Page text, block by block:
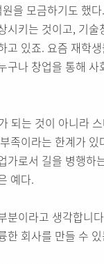
을 모금하기도 했
시키는 것이고, 기
있죠. 요즘 재학
구나 창업을 통해
되는 것이 아니라
족이라는 한계가
가로서 길을 병행
예다.
분이라고 생각합니
회사를 만들 수